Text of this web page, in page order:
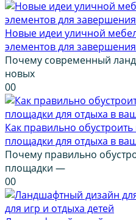
Новые идеи уличной
элементов для
Почему современный
новых
00
Как правильно
площадки для отдыха в
Почему правильно
площадки —
00